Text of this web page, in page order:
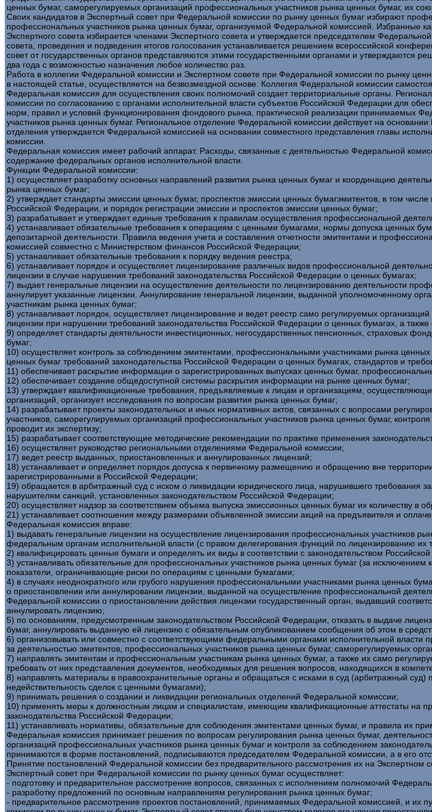
ценных бумаг, саморегулируемых организаций профессиональных участников рынка ценных бумаг, их
Своих кандидатов в Экспертный совет при Федеральной комиссии по рынку ценных бумаг избирают
профессиональных участников рынка ценных бумаг, организуемой Федеральной комиссией. Избранные
Экспертного совета избирается членами Экспертного совета и утверждается председателем
совета, проведения и подведения итогов голосования устанавливается решением всероссийской
совет от государственных органов представляются этими государственными органами и утверждаются
два года с возможностью назначения любое количество раз.
Работа в коллегии Федеральной комиссии и Экспертном совете при Федеральной комиссии по рынку
в настоящей статье, осуществляется на безвозмездной основе. Коллегия Федеральной комиссии
Федеральная комиссия для осуществления своих полномочий создает территориальные органы.
комиссии по согласованию с органами исполнительной власти субъектов Российской Федерации для
норм, правил и условий функционирования фондового рынка, практической реализации принимаемых
участников рынка ценных бумаг. Региональное отделение Федеральной комиссии действует на
отделения утверждается Федеральной комиссией на основании совместного представления главы
комиссии.
Федеральная комиссия имеет рабочий аппарат. Расходы, связанные с деятельностью Федеральной
содержание федеральных органов исполнительной власти.
Функции Федеральной комиссии:
1) осуществляет разработку основных направлений развития рынка ценных бумаг и координацию
рынка ценных бумаг;
2) утверждает стандарты эмиссии ценных бумаг, проспектов эмиссии ценных бумагэмитентов, в том
Российской Федерации, и порядок регистрации эмиссии и проспектов эмиссии ценных бумаг;
3) разрабатывает и утверждает единые требования к правилам осуществления профессиональной
4) устанавливает обязательные требования к операциям с ценными бумагами, нормы допуска ценных
депозитарной деятельности. Правила ведения учета и составления отчетности эмитентами и
комиссией совместно с Министерством финансов Российской Федерации;
5) устанавливает обязательные требования к порядку ведения реестра;
6) устанавливает порядок и осуществляет лицензирование различных видов профессиональной
лицензии в случае нарушения требований законодательства Российской Федерации о ценных бумагах;
7) выдает генеральные лицензии на осуществление деятельности по лицензированию деятельности
аннулирует указанные лицензии. Аннулирование генеральной лицензии, выданной уполномоченному
участникам рынка ценных бумаг;
8) устанавливает порядок, осуществляет лицензирование и ведет реестр само регулируемых
лицензии при нарушении требований законодательства Российской Федерации о ценных бумагах, а
9) определяет стандарты деятельности инвестиционных, негосударственных пенсионных, страховых
бумаг;
10) осуществляет контроль за соблюдением эмитентами, профессиональными участниками рынка
ценных бумаг требований законодательства Российской Федерации о ценных бумагах, стандартов и
11) обеспечивает раскрытие информации о зарегистрированных выпусках ценных бумаг,
12) обеспечивает создание общедоступной системы раскрытия информации на рынке ценных бумаг;
13) утверждает квалификационные требования, предъявляемые к лицам и организациям,
организаций, организует исследования по вопросам развития рынка ценных бумаг;
14) разрабатывает проекты законодательных и иных нормативных актов, связанных с вопросами
участников, саморегулируемых организаций профессиональных участников рынка ценных бумаг,
проводит их экспертизу;
15) разрабатывает соответствующие методические рекомендации по практике применения
16) осуществляет руководство региональными отделениями Федеральной комиссии;
17) ведет реестр выданных, приостановленных и аннулированных лицензий;
18) устанавливает и определяет порядок допуска к первичному размещению и обращению вне
зарегистрированными в Российской Федерации;
19) обращается в арбитражный суд с иском о ликвидации юридического лица, нарушившего требования
нарушителям санкций, установленных законодательством Российской Федерации;
20) осуществляет надзор за соответствием объема выпуска эмиссионных ценных бумаг их количеству в
21) устанавливает соотношения между размерами объявленной эмиссии акций на предъявителя и
Федеральная комиссия вправе:
1) выдавать генеральные лицензии на осуществление лицензирования профессиональных участников
федеральным органам исполнительной власти (с правом делегирования функций по лицензированию их
2) квалифицировать ценные бумаги и определять их виды в соответствии с законодательством
3) устанавливать обязательные для профессиональных участников рынка ценных бумаг (за
показатели, ограничивающие риски по операциям с ценными бумагами;
4) в случаях неоднократного или грубого нарушения профессиональными участниками рынка ценных
о приостановлении или аннулировании лицензии, выданной на осуществление профессиональной
Федеральной комиссии о приостановлении действия лицензии государственный орган, выдавший
аннулировать лицензию;
5) по основаниям, предусмотренным законодательством Российской Федерации, отказать в выдаче
бумаг, аннулировать выданную ей лицензию с обязательным опубликованием сообщения об этом в
6) организовывать или совместно с соответствующими федеральными органами исполнительной власти
за деятельностью эмитентов, профессиональных участников рынка ценных бумаг, саморегулируемых
7) направлять эмитентам и профессиональным участникам рынка ценных бумаг, а также их само
требовать от них представления документов, необходимых для решения вопросов, находящихся в
8) направлять материалы в правоохранительные органы и обращаться с исками в суд (арбитражный
недействительность сделок с ценными бумагами);
9) принимать решения о создании и ликвидации региональных отделений Федеральной комиссии;
10) применять меры к должностным лицам и специалистам, имеющим квалификационные аттестаты на
законодательства Российской Федерации;
11) устанавливать нормативы, обязательные для соблюдения эмитентами ценных бумаг, и правила их
Федеральная комиссия принимает решения по вопросам регулирования рынка ценных бумаг,
организаций профессиональных участников рынка ценных бумаг и контроля за соблюдением
принимаются в форме постановлений, подписываются председателем Федеральной комиссии, а в его
Принятие постановлений Федеральной комиссии без предварительного рассмотрения их на Экспертном
Экспертный совет при Федеральной комиссии по рынку ценных бумаг осуществляет:
- подготовку и предварительное рассмотрение вопросов, связанных с исполнением полномочий
- разработку предложений по основным направлениям регулирования рынка ценных бумаг;
- предварительное рассмотрение проектов постановлений, принимаемых Федеральной комиссией, и их